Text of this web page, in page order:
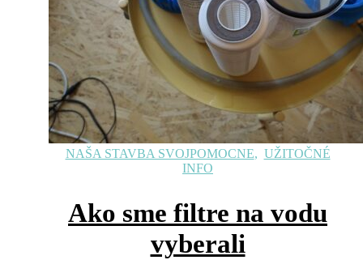
NAŠA STAVBA SVOJPOMOCNE, UŽITOČNÉ
INFO
Ako sme filtre na vodu
vyberali